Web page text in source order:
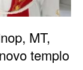
MT,
templo